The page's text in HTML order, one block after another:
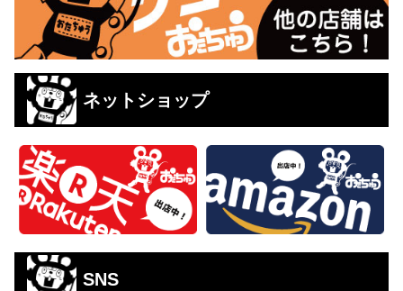
ネットショップ
SNS